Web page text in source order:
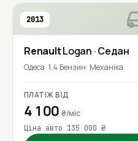
2013
RenaultLogan · Седан
Одеса 1.4 Бензин Механіка
ПЛАТІЖ ВІД
4 100₴/міс
Ціна авто 135 000 ₴